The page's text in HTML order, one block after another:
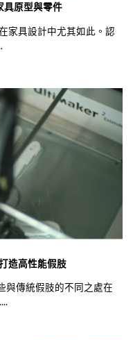
具原型與零件
家具設計中尤其如此。認
造高性能假肢
與傳統假肢的不同之處在